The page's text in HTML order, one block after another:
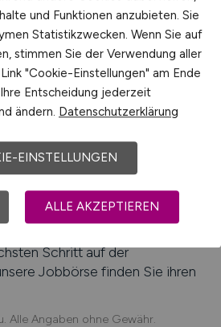
inPassau, die attraktive
:Innowerk-IT GmbH, Micro-
GmbH & Co. KG,
& Co. KG, Simon Protec
Mode GmbH, Berger
GmbH, MSG Systems
Stellenangebote in
Informieren Sie sich auf
über Jobangebote und
in
Passau.
Schritt auf der
Jobbörse finden Sie ihren
Alle Angaben ohne Gewähr.
und Funktionen anzubieten. Sie
Statistikzwecken. Wenn Sie auf
stimmen Sie der Verwendung aller
"Cookie-Einstellungen" am Ende
Entscheidung jederzeit
ändern. Datenschutzerklärung
EINSTELLUNGEN
ALLE AKZEPTIEREN